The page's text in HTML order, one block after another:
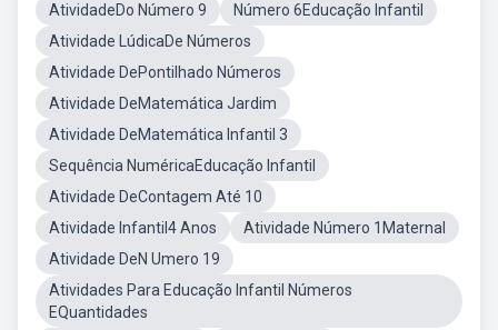
AtividadeDo Número 9
Número 6Educação Infantil
Atividade LúdicaDe Números
Atividade DePontilhado Números
Atividade DeMatemática Jardim
Atividade DeMatemática Infantil 3
Sequência NuméricaEducação Infantil
Atividade DeContagem Até 10
Atividade Infantil4 Anos
Atividade Número 1Maternal
Atividade DeN Umero 19
Atividades Para Educação Infantil Números
EQuantidades